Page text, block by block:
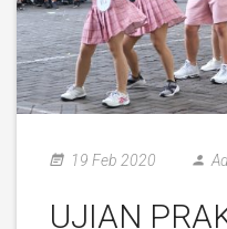
19 Feb 2020
UJIAN